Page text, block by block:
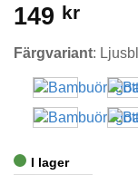
149 kr
Färgvariant:
I lager